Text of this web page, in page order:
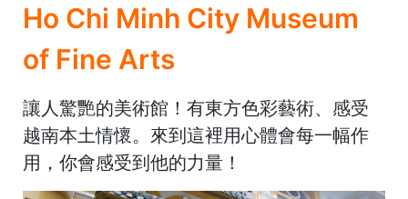
Ho Chi Minh City Museum
of Fine Arts
讓人驚艷的美術館！有東方色彩藝術、感受
越南本土情懷。來到這裡用心體會每一幅作
用，你會感受到他的力量！